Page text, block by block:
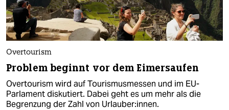
Overtourism
Problem beginnt vor dem Eimersaufen
Overtourism wird auf Tourismusmessen und im EU-
Parlament diskutiert. Dabei geht es um mehr als die
Begrenzung der Zahl von Ur­lau­be­r:in­nen.